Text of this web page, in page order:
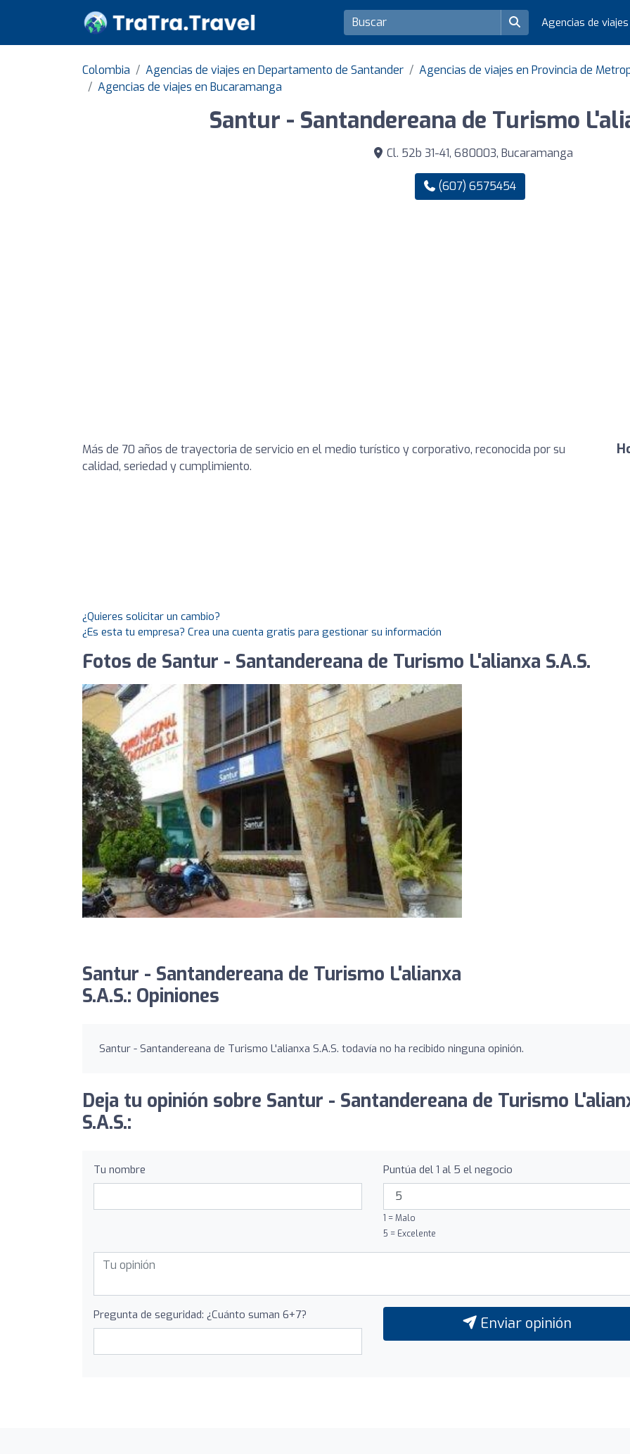
Agencias de
Colombia Agencias de viajes en Departamento de Santander
Agencias de viajes en Provincia de
Agencias de viajes en Bucaramanga
Santur - Santandereana de Turismo
Cl. 52b 31-41, 680003, Bucaramanga
(607) 6575454
Más de 70 años de trayectoria de servicio en el medio turístico y corporativo, reconocida por su
calidad, seriedad y cumplimiento.
¿Quieres solicitar un cambio?
¿Es esta tu empresa? Crea una cuenta gratis para gestionar su información
Fotos de Santur - Santandereana de Turismo L'alianxa S.A.S.
Santur - Santandereana de Turismo L'alianxa
S.A.S.: Opiniones
Santur - Santandereana de Turismo L'alianxa S.A.S. todavía no ha recibido ninguna opinión.
Deja tu opinión sobre Santur - Santandereana de Turismo
S.A.S.:
Tu nombre Puntúa del 1 al 5 el negocio
1 = Malo
5 = Excelente
Pregunta de seguridad: ¿Cuánto suman 6+7? Enviar opinión